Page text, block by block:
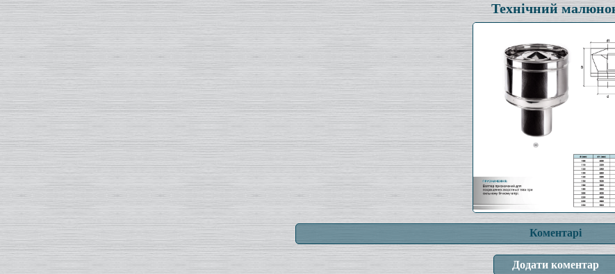
Технічний
Коментарі